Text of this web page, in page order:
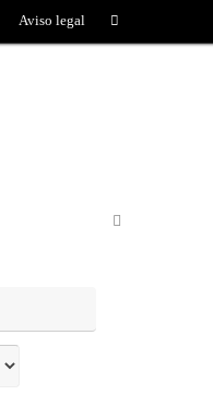
Aviso legal